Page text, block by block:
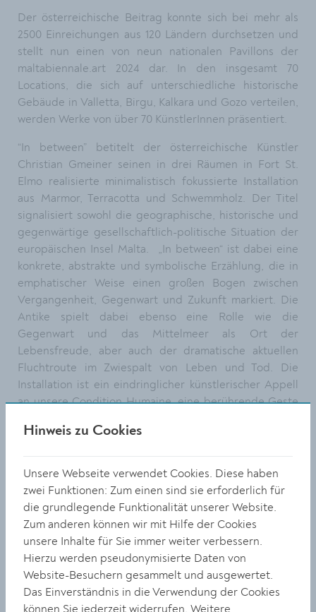
Der österreichische Beitrag konnte sich bei mehr als
2500 Einreichungen aus 120 Ländern durchsetzen und
stellt nun einen von neun nationalen Pavillons der
maltabiennale.art 2024 dar. In den insgesamt 70
Locations, die sich auf unterschiedliche historische
Gebäude in Valletta, Birgu, Kalkara und Gozo verteilen,
werden Werke von über 70 KünstlerInnen präsentiert.
“In between” betitelt der österreichische Künstler
Christian Gmeiner seinen in drei Räumen in Fort St.
Elmo realisierte minimalistisch fokussierte Installation
aus Marmor, Terracotta und Schwemmholz. Der Titel
signalisiert sowohl die geographische, historische und
gegenwärtige gesellschaftlich-politische Situation der
europäischen Insel Malta. „In between“ ist dabei eine
konkrete, abstrakte und symbolische Erzählung, die in
emphatischer Weise einen großen Bogen zwischen
Vergangenheit, Gegenwart und Zukunft markiert. Die
Antike spielt dabei ebenso eine Rolle wie die
Gegenwart und das Mittelmeer als Ort der
Lebensfreude, aber auch der dramatische aktuellen
Fluchtroute im Zwiespalt von Leben und Tod. Die
Installation ist ein eindringlicher künstlerischer Appell
an unsere Condition Humaine, eine berührende Geste
Heritage Malta der Künstler Christian Gmeiner, Kurator
Carl Aigner zahlreiche in Malta lebende
Österreicherinnen und Österreicher sowie
internationale KünstlerInnen und Persönlichkeiten aus
Wirtschaft, Politik und Kultur anwesend. Bei
österreichischem Wein, Brot und Liptauer tauschten
sich die Gäste lebhaft aus.
Hinweis zu Cookies
Unsere Webseite verwendet Cookies. Diese haben
zwei Funktionen: Zum einen sind sie erforderlich für
die grundlegende Funktionalität unserer Website.
Zum anderen können wir mit Hilfe der Cookies
unsere Inhalte für Sie immer weiter verbessern.
Hierzu werden pseudonymisierte Daten von
Website-Besuchern gesammelt und ausgewertet.
Das Einverständnis in die Verwendung der Cookies
können Sie jederzeit widerrufen. Weitere